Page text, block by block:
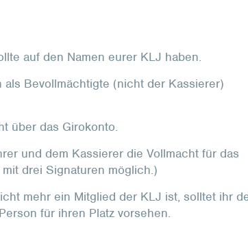
auf den Namen eurer KLJ haben.
Bevollmächtigte (nicht der Kassierer)
über das Girokonto.
und dem Kassierer die Vollmacht für das
drei Signaturen möglich.)
mehr ein Mitglied der KLJ ist, solltet ihr
für ihren Platz vorsehen.